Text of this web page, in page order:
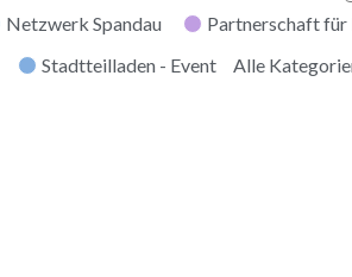
Netzwerk Spandau Partnerschaft für
Stadtteilladen - Event
Alle